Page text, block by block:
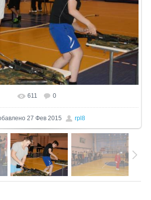
размере 1024x681
611 0
27 Фев 2015 rpl8